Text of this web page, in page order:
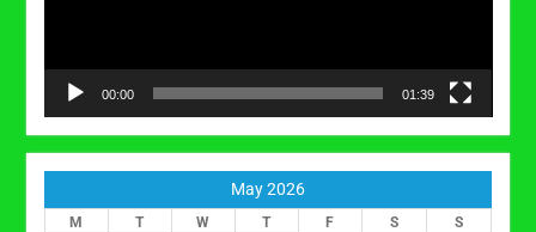
00:00 01:39
May 2026
M T W T F S
S